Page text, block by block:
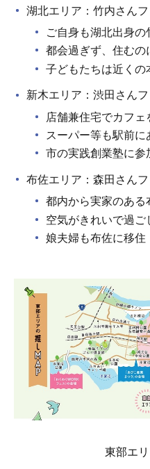
湖北エリア：竹内さん
ご自身も湖北出身の
都会過ぎず、住むの
子どもたちは近くの
新木エリア：渋田さん
店舗兼住宅でカフェ
スーパー等も駅前に
市の実践創業塾に参
布佐エリア：森田さん
都内から実家のある
空気がきれいで過ご
娘夫婦も布佐に移住
東部エ